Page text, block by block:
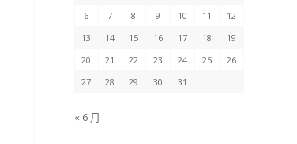
6
7 8 9 10 11
12
13
14 15 16 17 18
19
20
21 22 23 24 25
26
27
28 29 30 31
« 6 月